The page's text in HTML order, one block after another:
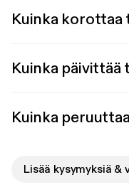
Kuinka korottaa
Kuinka päivittää
Kuinka
Lisää kysymyksiä &